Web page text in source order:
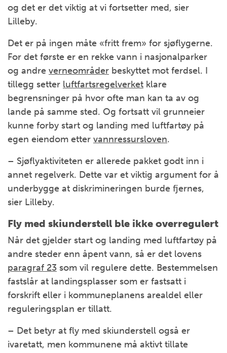
og det er det viktig at vi fortsetter med, sier
Lilleby.
Det er på ingen måte «fritt frem» for sjøflygerne.
For det første er en rekke vann i nasjonalparker
og andre verneområder beskyttet mot ferdsel. I
tillegg setter luftfartsregelverket klare
begrensninger på hvor ofte man kan ta av og
lande på samme sted. Og fortsatt vil grunneier
kunne forby start og landing med luftfartøy på
egen eiendom etter vannressursloven.
– Sjøflyaktiviteten er allerede pakket godt inn i
annet regelverk. Dette var et viktig argument for å
underbygge at diskrimineringen burde fjernes,
sier Lilleby.
Fly med skiunderstell ble ikke overregulert
Når det gjelder start og landing med luftfartøy på
andre steder enn åpent vann, så er det lovens
paragraf 23 som vil regulere dette. Bestemmelsen
fastslår at landingsplasser som er fastsatt i
forskrift eller i kommuneplanens arealdel eller
reguleringsplan er tillatt.
– Det betyr at fly med skiunderstell også er
ivaretatt, men kommunene må aktivt tillate